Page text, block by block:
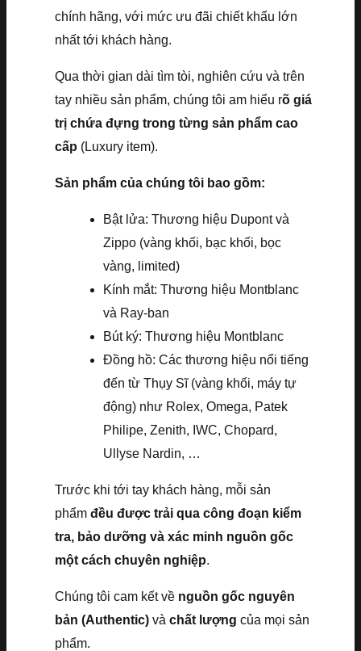
chính hãng, với mức ưu đãi chiết khấu lớn
nhất tới khách hàng.
Qua thời gian dài tìm tòi, nghiên cứu và trên
tay nhiều sản phẩm, chúng tôi am hiểu rõ giá
trị chứa đựng trong từng sản phẩm cao
cấp (Luxury item).
Sản phẩm của chúng tôi bao gồm:
Bật lửa: Thương hiệu Dupont và
Zippo (vàng khối, bạc khối, bọc
vàng, limited)
Kính mắt: Thương hiệu Montblanc
và Ray-ban
Bút ký: Thương hiệu Montblanc
Đồng hồ: Các thương hiệu nổi tiếng
đến từ Thụy Sĩ (vàng khối, máy tự
động) như Rolex, Omega, Patek
Philipe, Zenith, IWC, Chopard,
Ullyse Nardin, …
Trước khi tới tay khách hàng, mỗi sản
phẩm đều được trải qua công đoạn kiểm
tra, bảo dưỡng và xác minh nguồn gốc
một cách chuyên nghiệp.
Chúng tôi cam kết về nguồn gốc nguyên
bản (Authentic) và chất lượng của mọi sản
phẩm.